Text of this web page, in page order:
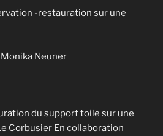
-restauration sur une
Neuner
du support toile sur une
Corbusier En collaboration